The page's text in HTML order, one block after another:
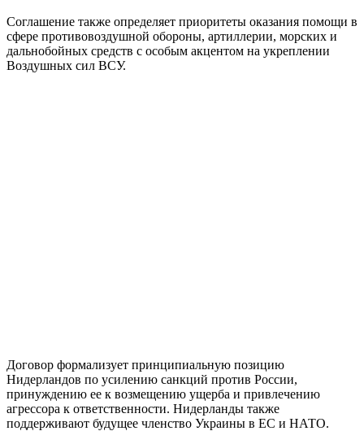
Соглашение также определяет приоритеты оказания помощи в
сфере противовоздушной обороны, артиллерии, морских и
дальнобойных средств с особым акцентом на укреплении
Воздушных сил ВСУ.
Договор формализует принципиальную позицию
Нидерландов по усилению санкций против России,
принуждению ее к возмещению ущерба и привлечению
агрессора к ответственности. Нидерланды также
поддерживают будущее членство Украины в ЕС и НАТО.